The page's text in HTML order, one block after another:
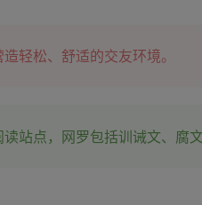
轻松、舒适的交友环境。
站点，网罗包括训诫文、腐